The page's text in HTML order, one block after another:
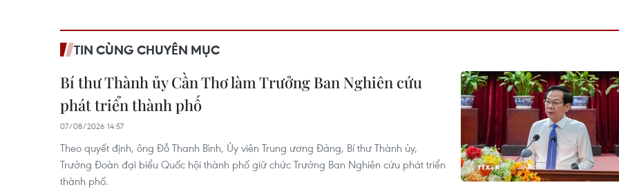
TIN CÙNG CHUYÊN MỤC
Bí thư Thành ủy Cần Thơ làm Trưởng Ban Nghiên cứu
phát triển thành phố
07/08/2026 14:57
Theo quyết định, ông Đỗ Thanh Bình, Ủy viên Trung ương Đảng, Bí thư Thành ủy,
Trưởng Đoàn đại biểu Quốc hội thành phố giữ chức Trưởng Ban Nghiên cứu phát triển
thành phố.